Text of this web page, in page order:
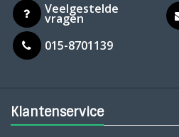
Veelgestelde
vragen
015-8701139
Klantenservice